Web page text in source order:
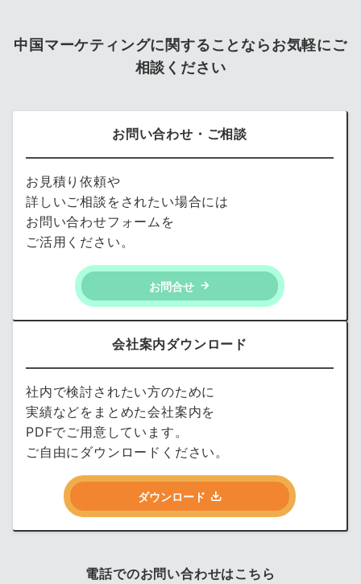
中国マーケティングに関することならお気軽にご
相談ください
お問い合わせ・ご相談
お見積り依頼や
詳しいご相談をされたい場合には
お問い合わせフォームを
ご活用ください。
お問合せ
会社案内ダウンロード
社内で検討されたい方のために
実績などをまとめた会社案内を
PDFでご用意しています。
ご自由にダウンロードください。
ダウンロード
電話でのお問い合わせはこちら